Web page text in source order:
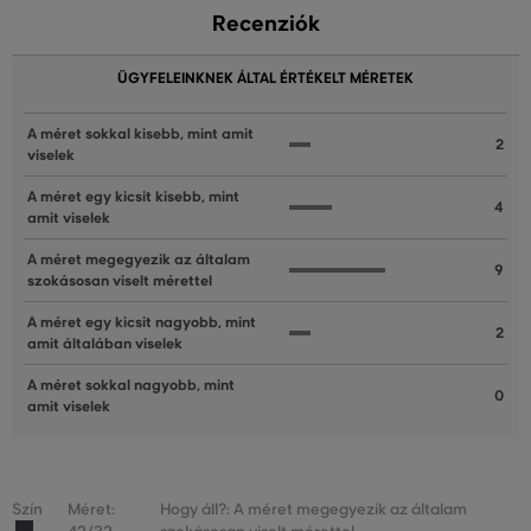
Recenziók
ÜGYFELEINKNEK ÁLTAL ÉRTÉKELT MÉRETEK
A méret sokkal kisebb, mint amit
viselek
2
A méret egy kicsit kisebb, mint
amit viselek
4
A méret megegyezik az általam
szokásosan viselt mérettel
9
A méret egy kicsit nagyobb, mint
amit általában viselek
2
A méret sokkal nagyobb, mint
amit viselek
0
Szín
Méret:
Hogy áll?: A méret megegyezik az általam